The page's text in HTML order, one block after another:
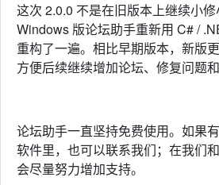
这次 2.0.0 不是在旧版本上继续小
Windows 版论坛助手重新用 C# /
重构了一遍。相比早期版本，新版
方便后续继续增加论坛、修复问题
论坛助手一直坚持免费使用。如果
软件里，也可以联系我们；在我们
会尽量努力增加支持。